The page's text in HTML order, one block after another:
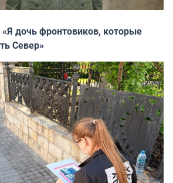
дочь фронтовиков, которые
Север»